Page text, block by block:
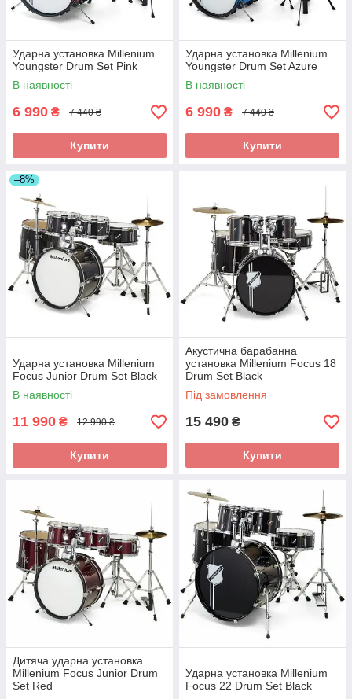
Ударна установка Millenium
Youngster Drum Set Pink
В наявності
6 990 ₴ 7 440 ₴
Купити
Ударна установка Millenium
Youngster Drum Set Azure
В наявності
6 990 ₴ 7 440 ₴
Купити
–8%
Ударна установка Millenium
Focus Junior Drum Set Black
В наявності
11 990 ₴ 12 990 ₴
Купити
Акустична барабанна
установка Millenium Focus 18
Drum Set Black
Під замовлення
15 490 ₴
Купити
Дитяча ударна установка
Millenium Focus Junior Drum
Set Red
Ударна установка Millenium
Focus 22 Drum Set Black